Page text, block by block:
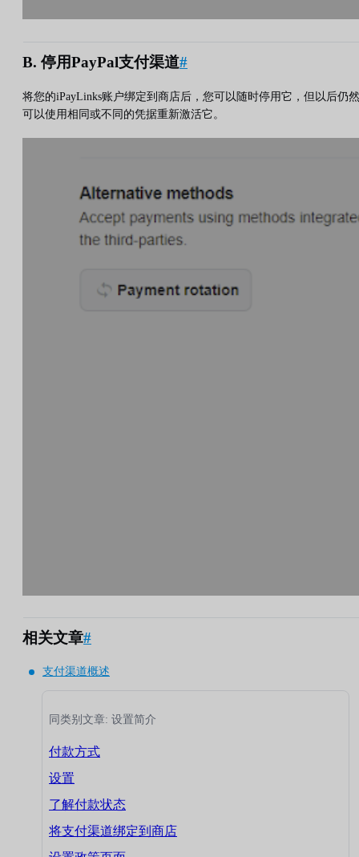
B. 停用PayPal支付渠道#
将您的iPayLinks账户绑定到商店后，您可以随时停用它，但以后仍然
可以使用相同或不同的凭据重新激活它。
相关文章#
支付渠道概述
同类别文章: 设置简介
付款方式
设置
了解付款状态
将支付渠道绑定到商店